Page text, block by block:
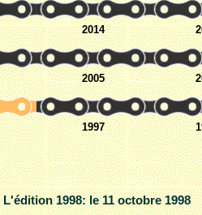
2014
2005
1997
L'édition 1998: le 11 octobre 1998